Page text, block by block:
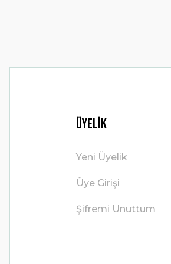
Üyelik
Yeni Üyelik
Üye Girişi
Şifremi Unuttum